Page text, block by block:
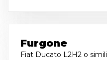
Furgone
Fiat Ducato L2H2 o simili